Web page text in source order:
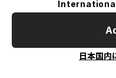
日本国内